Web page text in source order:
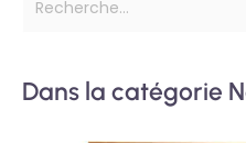
Dans la catégorie